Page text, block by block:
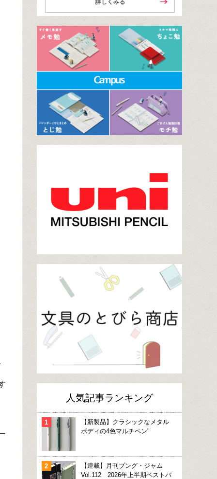
人気記事ランキング
【新製品】クラシックなメタル
ボディの4色マルチペン"
【連載】月刊ブング・ジャム
Vol.112 2026年上半期ベストバ